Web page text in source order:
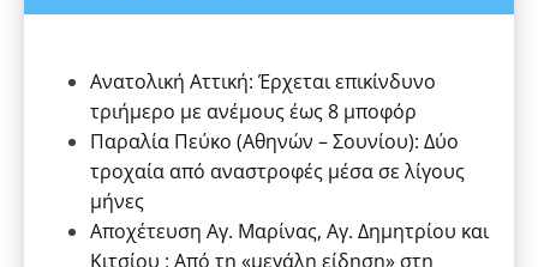
Ανατολική Αττική: Έρχεται επικίνδυνο
τριήμερο με ανέμους έως 8 μποφόρ
Παραλία Πεύκο (Αθηνών – Σουνίου): Δύο
τροχαία από αναστροφές μέσα σε λίγους
μήνες
Αποχέτευση Αγ. Μαρίνας, Αγ. Δημητρίου και
Κιτσίου : Από τη «μεγάλη είδηση» στη